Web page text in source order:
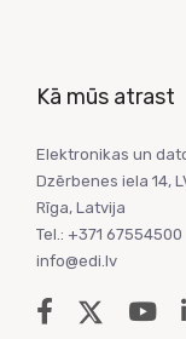
Kā mūs atrast
Elektronikas un
Dzērbenes iela 14,
Rīga, Latvija
Tel.: +371 67554500
info@edi.lv